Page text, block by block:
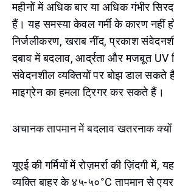
महीनों में अधिक बार या अधिक गंभीर
हैं। यह समस्या केवल गर्मी के कारण नहीं
निर्जलीकरण, खराब नींद, प्रकाश
दबाव में बदलाव, आर्द्रता और मजबूत UV
संवेदनशील व्यक्तियों पर बोझ डाल सकते
माइग्रेन का हमला ट्रिगर कर सकते हैं।
अचानक तापमान में बदलाव खतरनाक क्यों
यूएई की गर्मियों में रोज़मर्रा की ज़िंदगी में,
व्यक्ति बाहर के ४५-५०°C तापमान से